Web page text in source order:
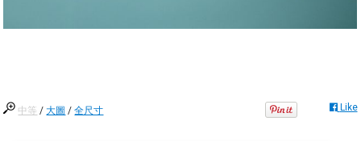
中等 /大圖 /全尺寸 Like